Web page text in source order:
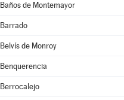
Baños de Montemayor
Barrado
Belvís de Monroy
Benquerencia
Berrocalejo